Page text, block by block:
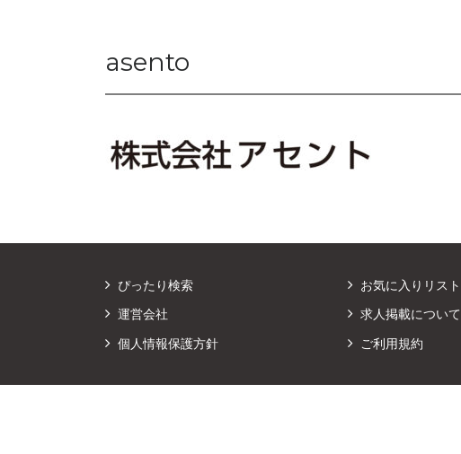
asento
ぴったり検索
お気に入りリスト
運営会社
求人掲載について
個人情報保護方針
ご利用規約